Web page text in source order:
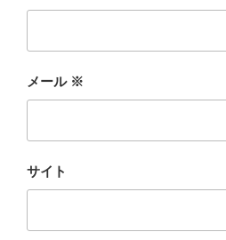
メール ※
サイト